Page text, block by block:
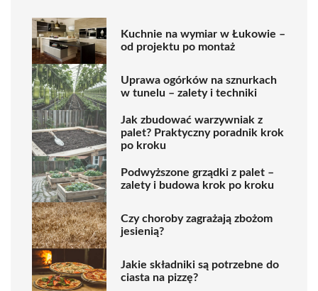
Kuchnie na wymiar w Łukowie –
od projektu po montaż
Uprawa ogórków na sznurkach
w tunelu – zalety i techniki
Jak zbudować warzywniak z
palet? Praktyczny poradnik krok
po kroku
Podwyższone grządki z palet –
zalety i budowa krok po kroku
Czy choroby zagrażają zbożom
jesienią?
Jakie składniki są potrzebne do
ciasta na pizzę?